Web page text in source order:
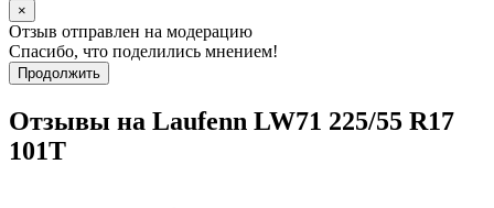
×
Отзыв отправлен на модерацию
Спасибо, что поделились мнением!
Продолжить
Отзывы на Laufenn LW71 225/55 R17
101T